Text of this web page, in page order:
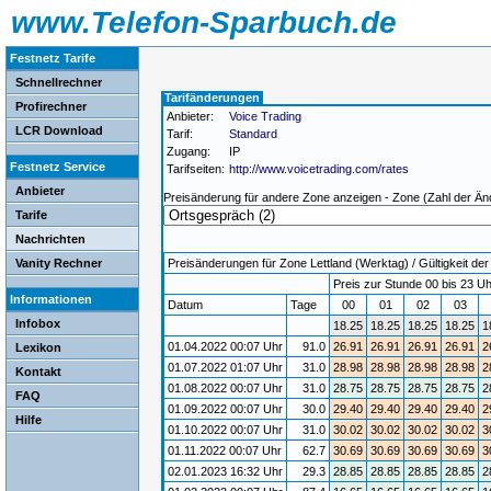
www.Telefon-Sparbuch.de
Festnetz Tarife
Schnellrechner
Profirechner
LCR Download
Festnetz Service
Anbieter
Tarife
Nachrichten
Vanity Rechner
Informationen
Infobox
Lexikon
Kontakt
FAQ
Hilfe
Tarifänderungen
Anbieter:
Voice Trading
Tarif:
Standard
Zugang:
IP
Tarifseiten: http://www.voicetrading.com/rates
Preisänderung für andere Zone anzeigen - Zone (Zahl der
Preisänderungen für Zone Lettland (Werktag) / Gültigkeit
Preis zur Stunde 00 bis 23
Datum
Tage 00 01 02 03
18.25
18.25 18.25 18.25
01.04.2022 00:07 Uhr
91.0 26.91 26.91 26.91 26.91
01.07.2022 01:07 Uhr
31.0 28.98 28.98 28.98 28.98
01.08.2022 00:07 Uhr
31.0 28.75 28.75 28.75 28.75
01.09.2022 00:07 Uhr
30.0 29.40 29.40 29.40 29.40
01.10.2022 00:07 Uhr
31.0 30.02 30.02 30.02 30.02
01.11.2022 00:07 Uhr
62.7 30.69 30.69 30.69 30.69
02.01.2023 16:32 Uhr
29.3 28.85 28.85 28.85 28.85